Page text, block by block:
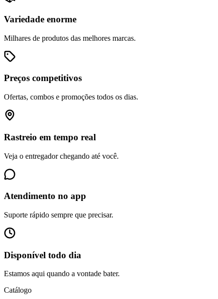
Variedade enorme
Milhares de produtos das melhores marcas.
Preços competitivos
Ofertas, combos e promoções todos os dias.
Rastreio em tempo real
Veja o entregador chegando até você.
Atendimento no app
Suporte rápido sempre que precisar.
Disponível todo dia
Estamos aqui quando a vontade bater.
Catálogo